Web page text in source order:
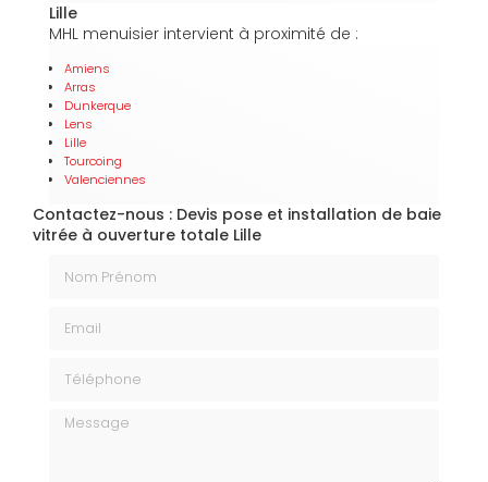
Lille
MHL menuisier intervient à proximité de :
Amiens
Arras
Dunkerque
Lens
Lille
Tourcoing
Valenciennes
Contactez-nous : Devis pose et installation de baie
vitrée à ouverture totale Lille
Message